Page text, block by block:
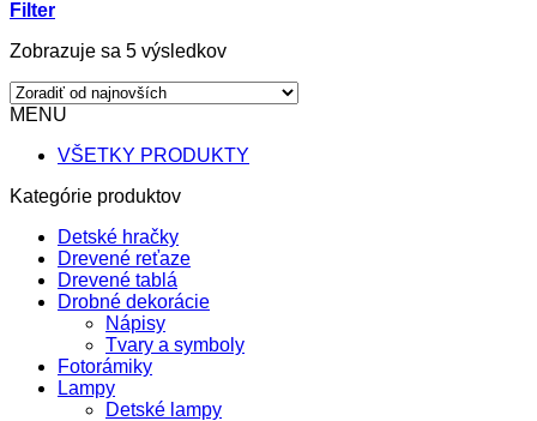
Filter
Zobrazuje sa 5 výsledkovZoradené
najnovších
MENU
VŠETKY PRODUKTY
Kategórie produktov
Detské hračky
Drevené reťaze
Drevené tablá
Drobné dekorácie
Nápisy
Tvary a symboly
Fotorámiky
Lampy
Detské lampy